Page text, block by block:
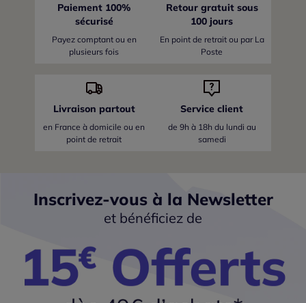
Paiement 100%
sécurisé
Payez comptant ou en
plusieurs fois
Retour gratuit sous
100 jours
En point de retrait ou par La
Poste
Livraison partout
en France à domicile ou en
point de retrait
Service client
de 9h à 18h du lundi au
samedi
Inscrivez-vous à la Newsletter
et bénéficiez de